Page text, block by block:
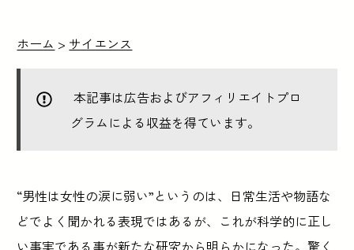
ホーム > サイエンス
本記事は広告およびアフィリエイトプロ
グラムによる収益を得ています。
“男性は女性の涙に弱い”というのは、日常生活や物語な
どでよく聞かれる表現ではあるが、これが科学的に正し
い事実である事が新たな研究から明らかになった。驚く